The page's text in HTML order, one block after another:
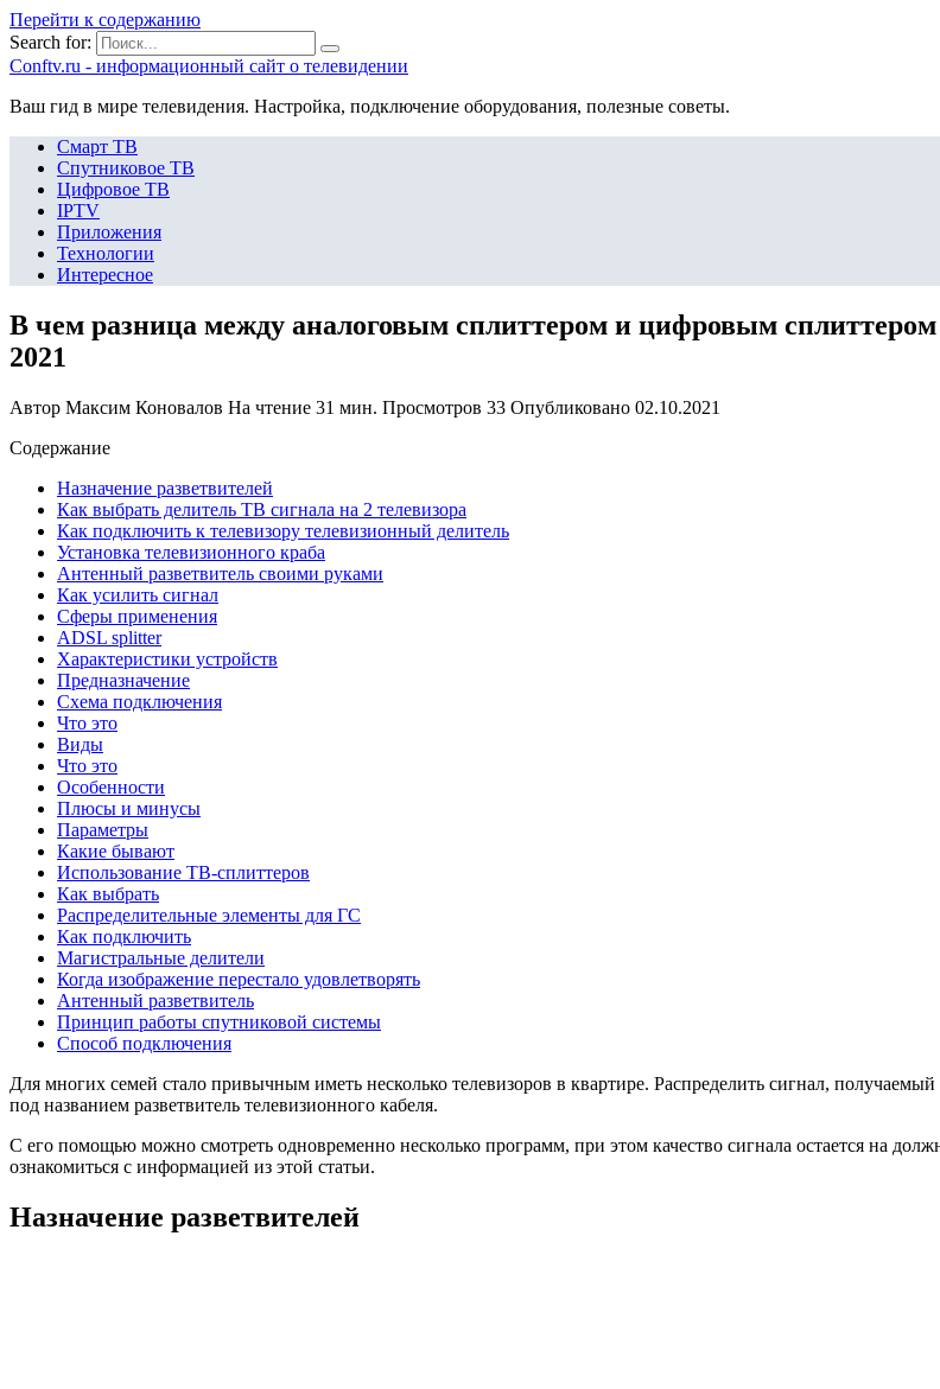
Перейти к содержанию
Search for:
Сonftv.ru - информационный сайт о телевидении
Ваш гид в мире телевидения. Настройка, подключение оборудования, полезные советы.
Смарт ТВ
Спутниковое ТВ
Цифровое ТВ
IPTV
Приложения
Технологии
Интересное
В чем разница между аналоговым сплиттером и цифровым
2021
Автор Максим Коновалов На чтение 31 мин. Просмотров 33 Опубликовано 02.10.2021
Содержание
Назначение разветвителей
Как выбрать делитель ТВ сигнала на 2 телевизора
Как подключить к телевизору телевизионный делитель
Установка телевизионного краба
Антенный разветвитель своими руками
Как усилить сигнал
Сферы применения
ADSL splitter
Характеристики устройств
Предназначение
Схема подключения
Что это
Виды
Что это
Особенности
Плюсы и минусы
Параметры
Какие бывают
Использование ТВ-сплиттеров
Как выбрать
Распределительные элементы для ГС
Как подключить
Магистральные делители
Когда изображение перестало удовлетворять
Антенный разветвитель
Принцип работы спутниковой системы
Способ подключения
Для многих семей стало привычным иметь несколько телевизоров в квартире. Распределить сигнал,
под названием разветвитель телевизионного кабеля.
С его помощью можно смотреть одновременно несколько программ, при этом качество сигнала остается на
ознакомиться с информацией из этой статьи.
Назначение разветвителей